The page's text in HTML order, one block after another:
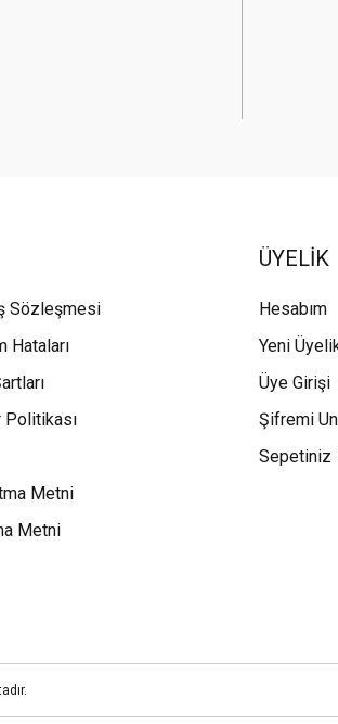
Sözleşmesi
Hataları
Metni
Metni
ÜYELİK
Hesabım
Yeni
Üye Girişi
Şifremi
Sepetiniz